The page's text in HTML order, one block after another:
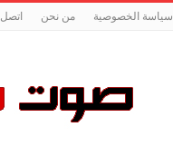
سياسة الخصوصية من نحن اتصل